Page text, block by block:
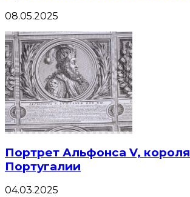
08.05.2025
Портрет Альфонса V, короля
Португалии
04.03.2025